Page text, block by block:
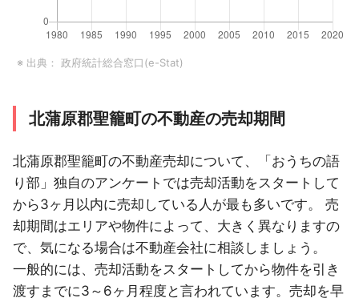
※ 出典： 政府統計総合窓口(e-Stat)
北蒲原郡聖籠町の不動産の売却期間
北蒲原郡聖籠町の不動産売却について、「おうちの語
り部」独自のアンケートでは売却活動をスタートして
から3ヶ月以内に売却している人が最も多いです。 売
却期間はエリアや物件によって、大きく異なりますの
で、気になる場合は不動産会社に相談しましょう。
一般的には、売却活動をスタートしてから物件を引き
渡すまでに3～6ヶ月程度と言われています。売却を早